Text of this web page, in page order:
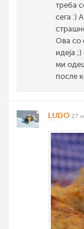
треба
сега :)
Ова со
идеја
ми
после
LUDO 27